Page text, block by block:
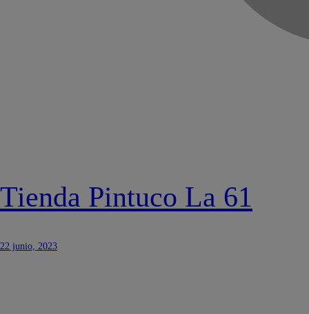
Tienda Pintuco La 61
22 junio, 2023